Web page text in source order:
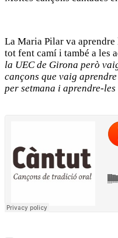
La Maria Pilar va
tot fent camí i també a les
la UEC de Girona però
cançons que vaig
per setmana i aprendre-